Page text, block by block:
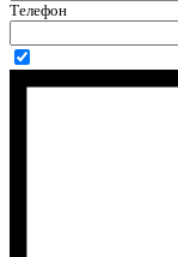
Телефон